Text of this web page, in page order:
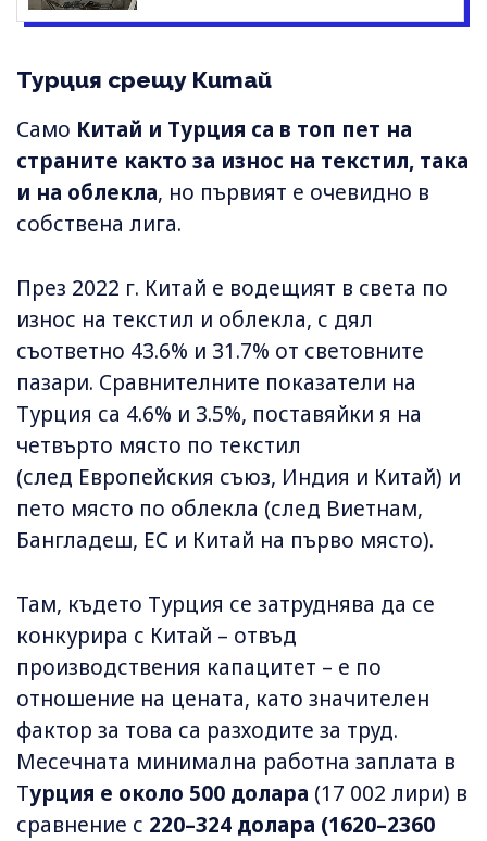
Турция срещу Китай
Само Китай и Турция са в топ пет на
страните както за износ на текстил, така
и на облекла, но първият е очевидно в
собствена лига.
През 2022 г. Китай е водещият в света по
износ на текстил и облекла, с дял
съответно 43.6% и 31.7% от световните
пазари. Сравнителните показатели на
Турция са 4.6% и 3.5%, поставяйки я на
четвърто място по текстил
(след Европейския съюз, Индия и Китай) и
пето място по облекла (след Виетнам,
Бангладеш, ЕС и Китай на първо място).
Там, където Турция се затруднява да се
конкурира с Китай – отвъд
производствения капацитет – е по
отношение на цената, като значителен
фактор за това са разходите за труд.
Месечната минимална работна заплата в
Турция е около 500 долара (17 002 лири) в
сравнение с 220–324 долара (1620–2360